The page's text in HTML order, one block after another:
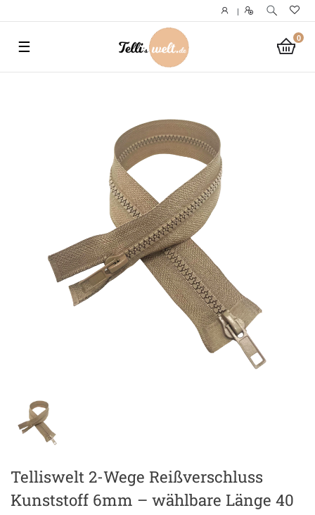
|
0
☰
Telliswelt 2-Wege Reißverschluss
Kunststoff 6mm – wählbare Länge 40